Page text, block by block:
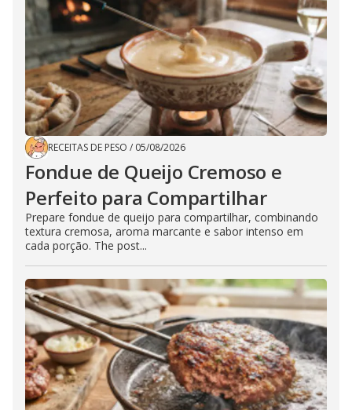
RECEITAS DE PESO / 05/08/2026
Fondue de Queijo Cremoso e
Perfeito para Compartilhar
Prepare fondue de queijo para compartilhar, combinando
textura cremosa, aroma marcante e sabor intenso em
cada porção. The post...